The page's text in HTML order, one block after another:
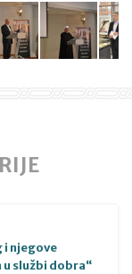
i njegove
službi dobra“